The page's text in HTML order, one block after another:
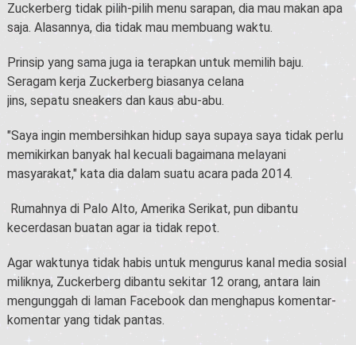
Zuckerberg tidak pilih-pilih menu sarapan, dia mau makan apa
saja. Alasannya, dia tidak mau membuang waktu.
Prinsip yang sama juga ia terapkan untuk memilih baju.
Seragam kerja Zuckerberg biasanya celana
jins, sepatu sneakers dan kaus abu-abu.
"Saya ingin membersihkan hidup saya supaya saya tidak perlu
memikirkan banyak hal kecuali bagaimana melayani
masyarakat," kata dia dalam suatu acara pada 2014.
Rumahnya di Palo Alto, Amerika Serikat, pun dibantu
kecerdasan buatan agar ia tidak repot.
Agar waktunya tidak habis untuk mengurus kanal media sosial
miliknya, Zuckerberg dibantu sekitar 12 orang, antara lain
mengunggah di laman Facebook dan menghapus komentar-
komentar yang tidak pantas.